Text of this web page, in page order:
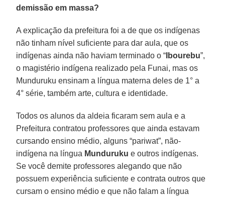
demissão em massa?
A explicação da prefeitura foi a de que os indígenas
não tinham nível suficiente para dar aula, que os
indígenas ainda não haviam terminado o “ Ibourebu”,
o magistério indígena realizado pela Funai, mas os
Munduruku ensinam a língua materna deles de 1° a
4° série, também arte, cultura e identidade.
Todos os alunos da aldeia ficaram sem aula e a
Prefeitura contratou professores que ainda estavam
cursando ensino médio, alguns “pariwat”, não-
indígena na língua Munduruku e outros indígenas.
Se você demite professores alegando que não
possuem experiência suficiente e contrata outros que
cursam o ensino médio e que não falam a língua